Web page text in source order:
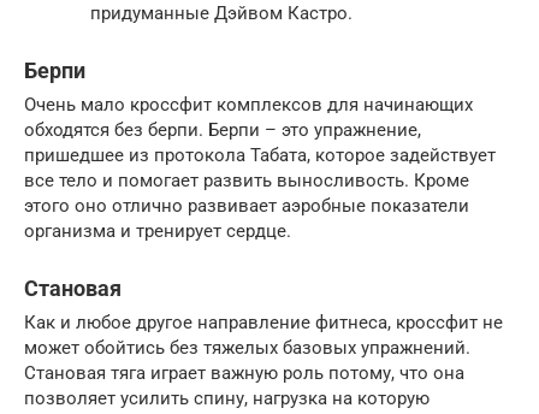
придуманные Дэйвом Кастро.
Берпи
Очень мало кроссфит комплексов для начинающих
обходятся без берпи. Берпи – это упражнение,
пришедшее из протокола Табата, которое задействует
все тело и помогает развить выносливость. Кроме
этого оно отлично развивает аэробные показатели
организма и тренирует сердце.
Становая
Как и любое другое направление фитнеса, кроссфит не
может обойтись без тяжелых базовых упражнений.
Становая тяга играет важную роль потому, что она
позволяет усилить спину, нагрузка на которую